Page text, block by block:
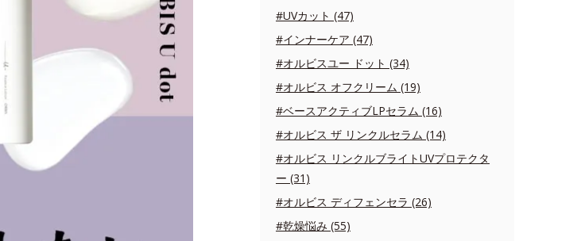
#UVカット (47)
#インナーケア (47)
#オルビスユー ドット (34)
#オルビス オフクリーム (19)
#ベースアクティブLPセラム (16)
#オルビス ザ リンクルセラム (14)
#オルビス リンクルブライトUVプロテクタ
ー (31)
#オルビス ディフェンセラ (26)
#乾燥悩み (55)